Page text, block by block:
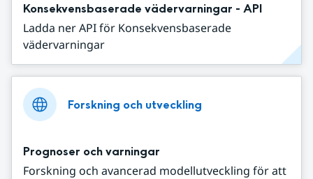
Konsekvensbaserade vädervarningar - API
Ladda ner API för Konsekvensbaserade
vädervarningar
Forskning och utveckling
Prognoser och varningar
Forskning och avancerad modellutveckling för att